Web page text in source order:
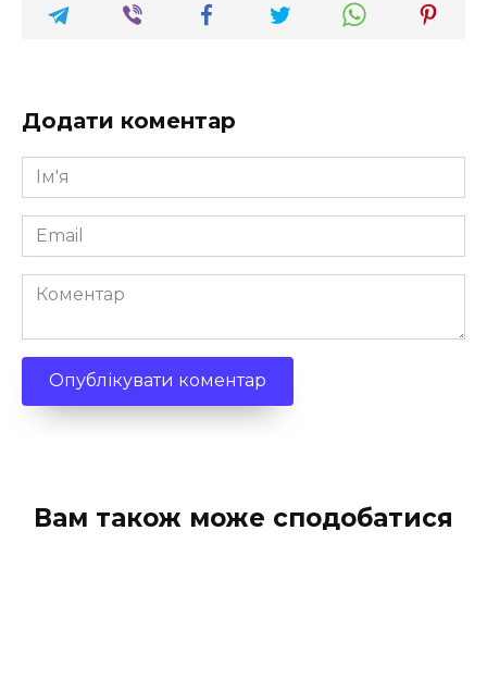
Додати коментар
Ім'я
*
Email
*
Коментар
Вам також може сподобатися